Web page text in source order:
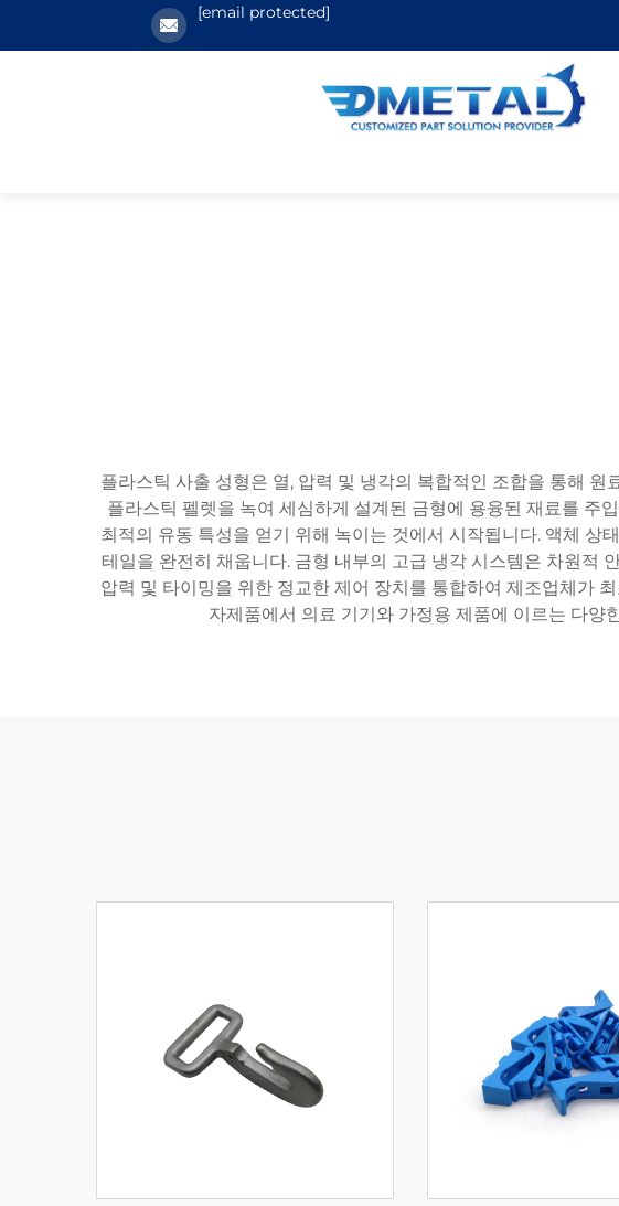
[email protected]
플라스틱 사출 성형은 열, 압력 및 냉각의 복합적인 조합을 통해
플라스틱 펠렛을 녹여 세심하게 설계된 금형에 용융된 재료를 주
최적의 유동 특성을 얻기 위해 녹이는 것에서 시작됩니다. 액체
테일을 완전히 채웁니다. 금형 내부의 고급 냉각 시스템은 차원적
압력 및 타이밍을 위한 정교한 제어 장치를 통합하여 제조업체가
자제품에서 의료 기기와 가정용 제품에 이르는 다양